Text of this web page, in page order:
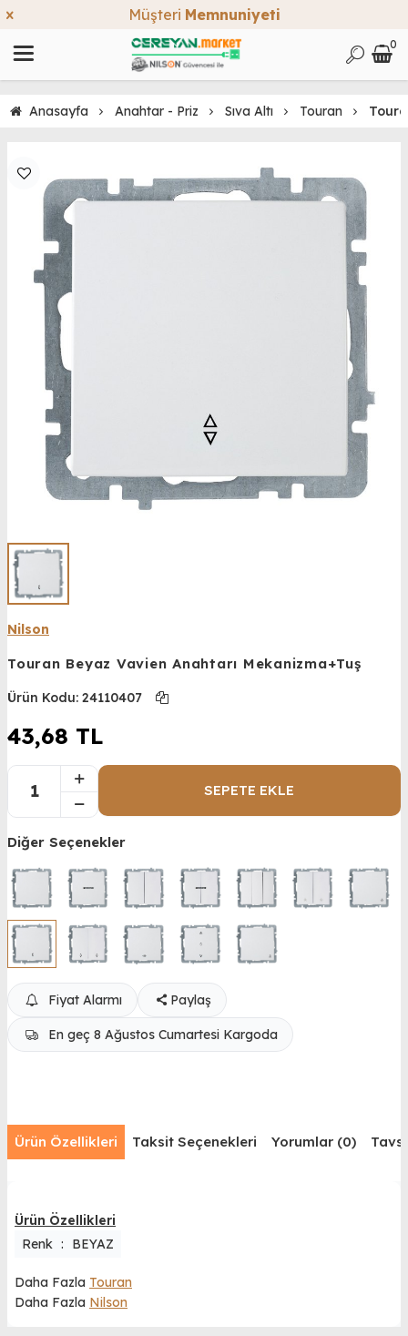
Müşteri Memnuniyeti
0
Anasayfa Anahtar - Priz Sıva Altı Touran
Nilson
Touran Beyaz Vavien Anahtarı Mekanizma+Tuş
Ürün Kodu: 24110407
43,68 TL
SEPETE EKLE
Diğer Seçenekler
Fiyat Alarmı Paylaş
En geç 8 Ağustos Cumartesi Kargoda
Ürün Özellikleri Taksit Seçenekleri Yorumlar (0)
Ürün Özellikleri
Renk : BEYAZ
Daha Fazla Touran
Daha Fazla Nilson